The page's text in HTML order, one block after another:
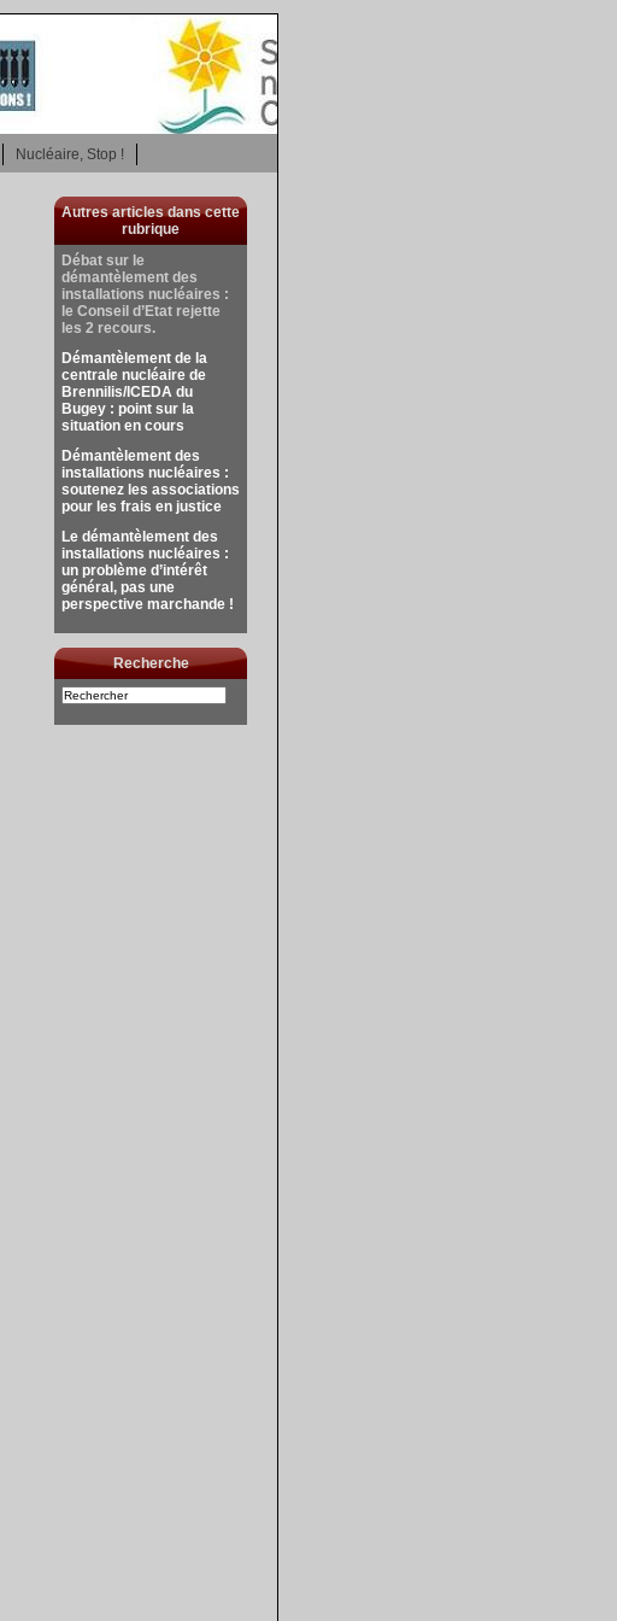
Nucléaire, Stop !
Autres articles dans cette
rubrique
Débat sur le
démantèlement des
installations nucléaires :
le Conseil d’Etat rejette
les 2 recours.
Démantèlement de la
centrale nucléaire de
Brennilis/ICEDA du
Bugey : point sur la
situation en cours
Démantèlement des
installations nucléaires :
soutenez les associations
pour les frais en justice
Le démantèlement des
installations nucléaires :
un problème d’intérêt
général, pas une
perspective marchande !
Recherche